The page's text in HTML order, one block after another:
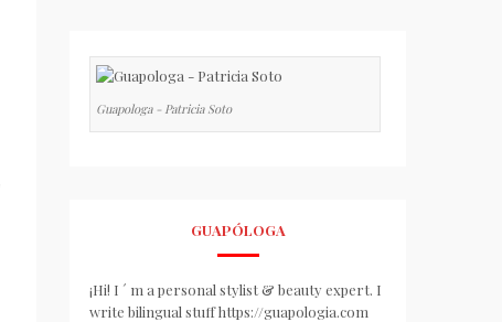
Guapologa - Patricia Soto
GUAPÓLOGA
¡Hi! I ´ m a personal stylist & beauty expert. I
write bilingual stuff https://guapologia.com